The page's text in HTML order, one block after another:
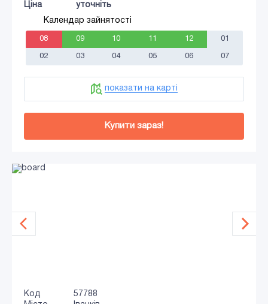
Ціна
уточніть
Календар зайнятості
08 09 10 11 12 01
02 03 04 05 06 07
показати на карті
Купити зараз!
Код
57788